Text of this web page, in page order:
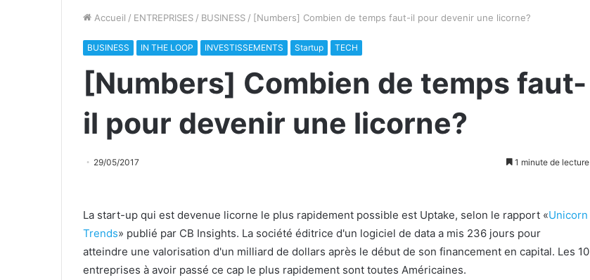
Accueil / ENTREPRISES / BUSINESS / [Numbers] Combien de temps faut-il pour devenir une licorne?
BUSINESS IN THE LOOP INVESTISSEMENTS Startup TECH
[Numbers] Combien de temps faut-
il pour devenir une licorne?
29/05/2017 1 minute de lecture
La start-up qui est devenue licorne le plus rapidement possible est Uptake, selon le rapport «Unicorn
Trends» publié par CB Insights. La société éditrice d'un logiciel de data a mis 236 jours pour
atteindre une valorisation d'un milliard de dollars après le début de son financement en capital. Les 10
entreprises à avoir passé ce cap le plus rapidement sont toutes Américaines.